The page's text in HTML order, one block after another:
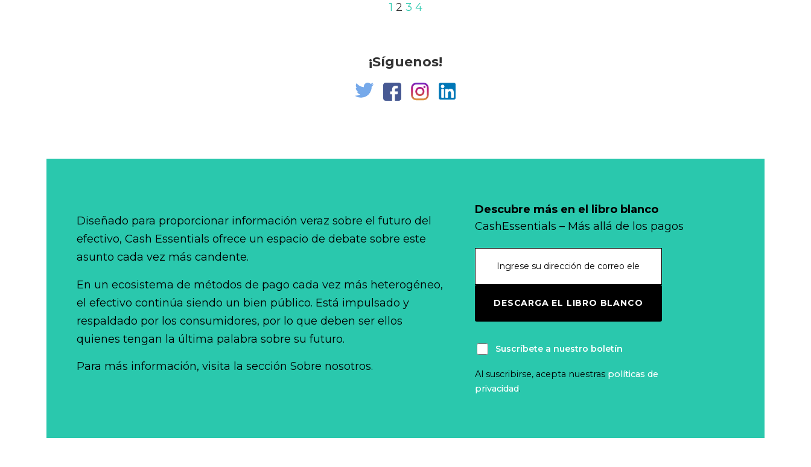
1 2 3 4
¡Síguenos!
Descubre más en el libro blanco
CashEssentials – Más allá de los pagos
DESCARGA EL LIBRO BLANCO
Suscríbete a nuestro boletín
Al suscribirse, acepta nuestras políticas de
privacidad.
Diseñado para proporcionar información veraz sobre el futuro del
efectivo, Cash Essentials ofrece un espacio de debate sobre este
asunto cada vez más candente.
En un ecosistema de métodos de pago cada vez más heterogéneo,
el efectivo continúa siendo un bien público. Está impulsado y
respaldado por los consumidores, por lo que deben ser ellos
quienes tengan la última palabra sobre su futuro.
Para más información, visita la sección Sobre nosotros.